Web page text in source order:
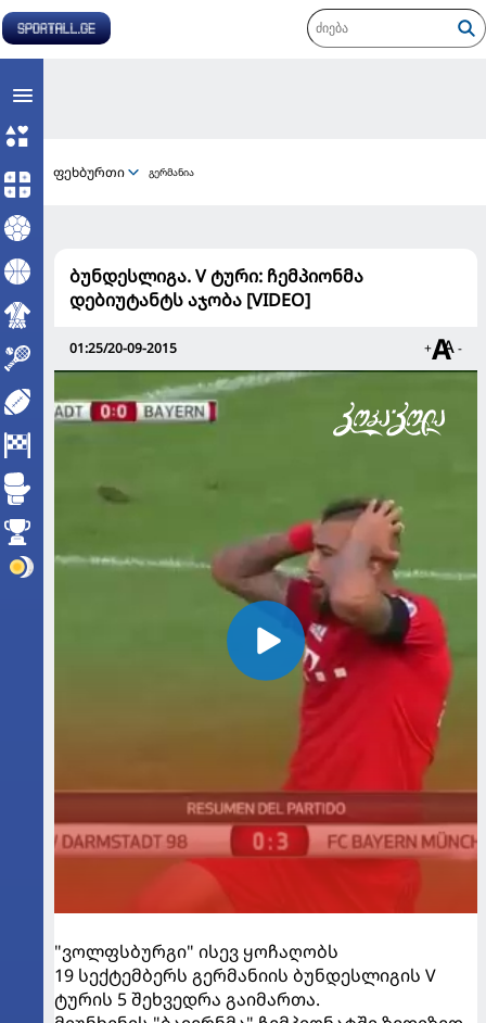
ფეხბურთი გერმანია
ბუნდესლიგა. V ტური: ჩემპიონმა
დებიუტანტს აჯობა [VIDEO]
01:25/20-09-2015 + -
"ვოლფსბურგი" ისევ ყოჩაღობს
19 სექტემბერს გერმანიის ბუნდესლიგის V
ტურის 5 შეხვედრა გაიმართა.